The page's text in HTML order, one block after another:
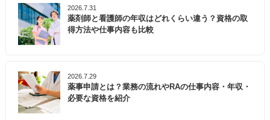
2026.7.31
薬剤師と看護師の年収はどれくらい違う？資格の取
得方法や仕事内容も比較
2026.7.29
薬事申請とは？業務の流れやRAの仕事内容・年収・
必要な資格を紹介